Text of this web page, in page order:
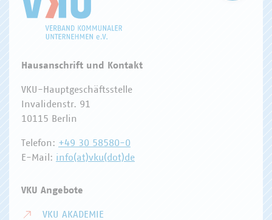
Hausanschrift und Kontakt
VKU-Hauptgeschäftsstelle
Invalidenstr. 91
10115 Berlin
Telefon: +49 30 58580-0
E-Mail: info(at)vku(dot)de
VKU Angebote
VKU AKADEMIE